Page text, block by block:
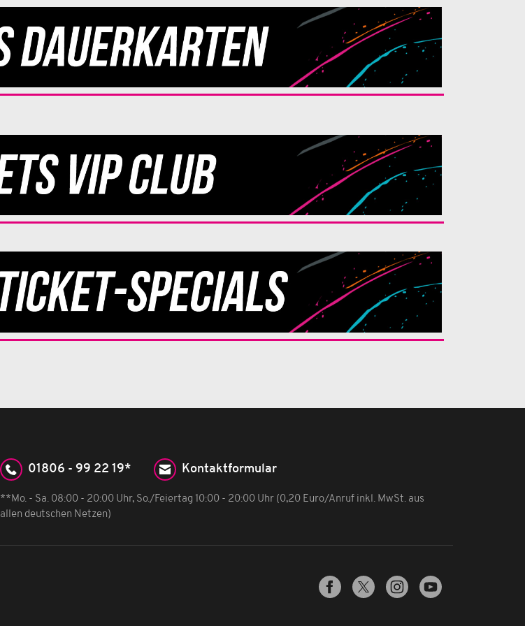
01806 - 99 22 19* Kontaktformular
**Mo. - Sa. 08:00 - 20:00 Uhr, So./Feiertag 10:00 - 20:00 Uhr (0,20 Euro/Anruf inkl. MwSt. aus
allen deutschen Netzen)